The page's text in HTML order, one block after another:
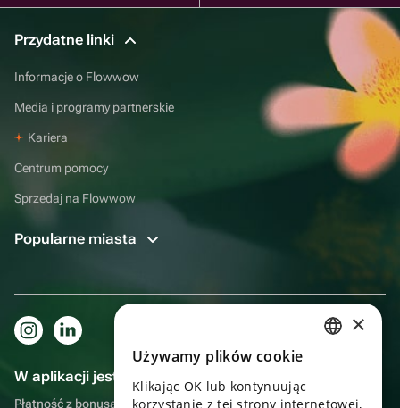
Przydatne linki
Informacje o Flowwow
Media i programy partnerskie
Kariera
Centrum pomocy
Sprzedaj na Flowwow
Popularne miasta
W aplikacji jest to jeszcze wygodniejsze!
Płatność z bonusami, samodzielna dostawa, wygodny czat z
×
Używamy plików cookie
Klikając OK lub kontynuując
korzystanie z tej strony internetowej,